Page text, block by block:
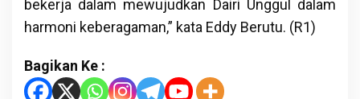
bekerja dalam mewujudkan Dairi Unggul dalam
harmoni keberagaman,” kata Eddy Berutu. (R1)
Bagikan Ke :